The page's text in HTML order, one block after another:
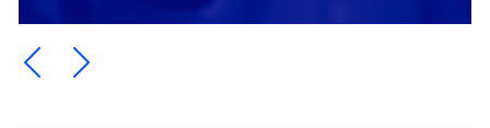
Ein Element zurück blättern
Ein Element weiter blättern